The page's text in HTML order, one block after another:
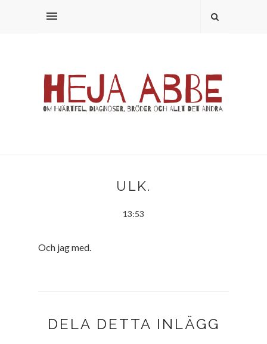
ULK.
13:53
Och jag med.
DELA DETTA INLÄGG